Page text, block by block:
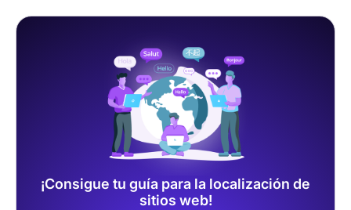
¡Consigue tu guía para la localización de
sitios web!